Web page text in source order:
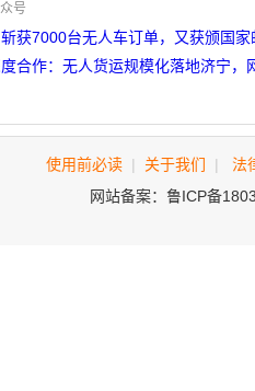
号
获7000台无人车订单，又获颁国
合作：无人货运规模化落地济宁，
使用前必读 | 关于我们 |
法
网站备案：鲁ICP备